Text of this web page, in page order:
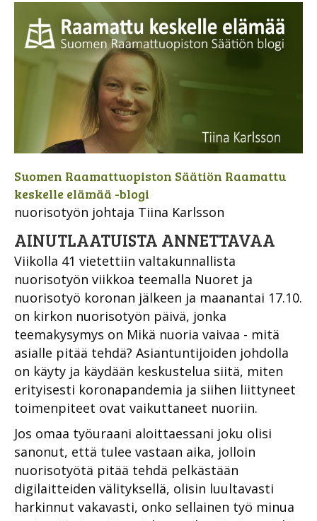
Suomen Raamattuopiston Säätiön Raamattu
keskelle elämää -blogi
nuorisotyön johtaja Tiina Karlsson
AINUTLAATUISTA ANNETTAVAA
Viikolla 41 vietettiin valtakunnallista
nuorisotyön viikkoa teemalla Nuoret ja
nuorisotyö koronan jälkeen ja maanantai 17.10.
on kirkon nuorisotyön päivä, jonka
teemakysymys on Mikä nuoria vaivaa - mitä
asialle pitää tehdä? Asiantuntijoiden johdolla
on käyty ja käydään keskustelua siitä, miten
erityisesti koronapandemia ja siihen liittyneet
toimenpiteet ovat vaikuttaneet nuoriin.
Jos omaa työuraani aloittaessani joku olisi
sanonut, että tulee vastaan aika, jolloin
nuorisotyötä pitää tehdä pelkästään
digilaitteiden välityksellä, olisin luultavasti
harkinnut vakavasti, onko sellainen työ minua